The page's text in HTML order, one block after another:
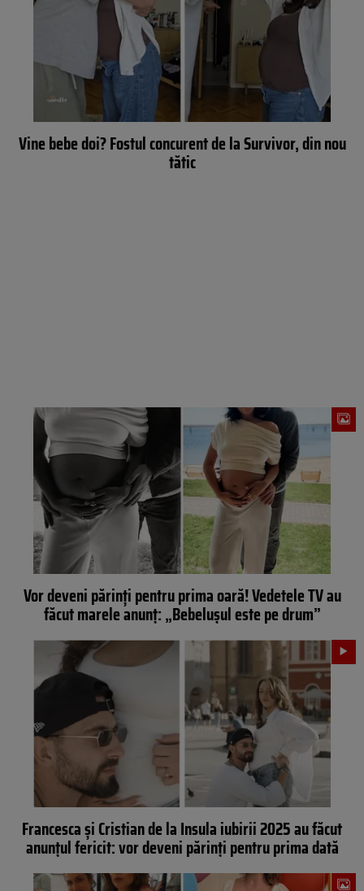
Vine bebe doi? Fostul concurent de la Survivor, din nou
tătic
Vor deveni părinți pentru prima oară! Vedetele TV au
făcut marele anunț: „Bebelușul este pe drum”
Francesca și Cristian de la Insula iubirii 2025 au făcut
anunțul fericit: vor deveni părinți pentru prima dată